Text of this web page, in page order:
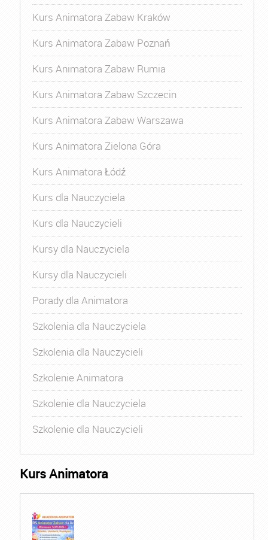
Kurs Animatora Zabaw Kraków
Kurs Animatora Zabaw Poznań
Kurs Animatora Zabaw Rumia
Kurs Animatora Zabaw Szczecin
Kurs Animatora Zabaw Warszawa
Kurs Animatora Zielona Góra
Kurs Animatora Łódź
Kurs dla Nauczyciela
Kurs dla Nauczycieli
Kursy dla Nauczyciela
Kursy dla Nauczycieli
Porady dla Animatora
Szkolenia dla Nauczyciela
Szkolenia dla Nauczycieli
Szkolenie Animatora
Szkolenie dla Nauczyciela
Szkolenie dla Nauczycieli
Kurs Animatora